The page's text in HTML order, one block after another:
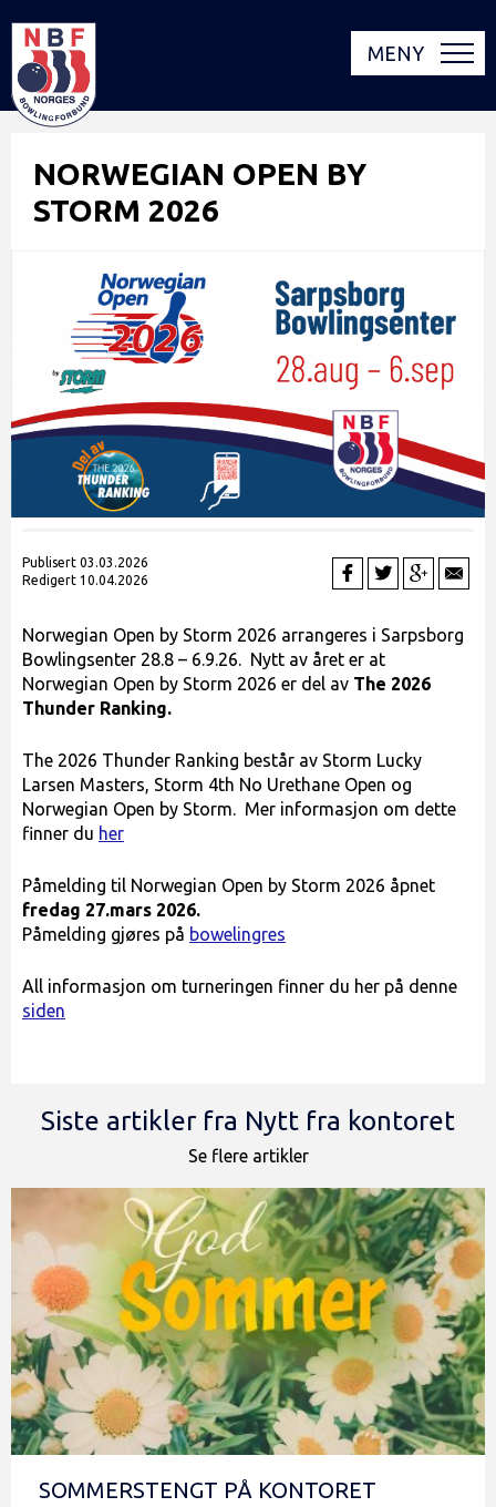
MENY
NORWEGIAN OPEN BY
STORM 2026
Publisert 03.03.2026
Redigert 10.04.2026
Norwegian Open by Storm 2026 arrangeres i Sarpsborg
Bowlingsenter 28.8 – 6.9.26. Nytt av året er at
Norwegian Open by Storm 2026 er del av The 2026
Thunder Ranking.
The 2026 Thunder Ranking består av Storm Lucky
Larsen Masters, Storm 4th No Urethane Open og
Norwegian Open by Storm. Mer informasjon om dette
finner du her
Påmelding til Norwegian Open by Storm 2026 åpnet
fredag 27.mars 2026.
Påmelding gjøres på bowelingres
All informasjon om turneringen finner du her på denne
siden
Siste artikler fra Nytt fra kontoret
Se flere artikler
SOMMERSTENGT PÅ KONTORET